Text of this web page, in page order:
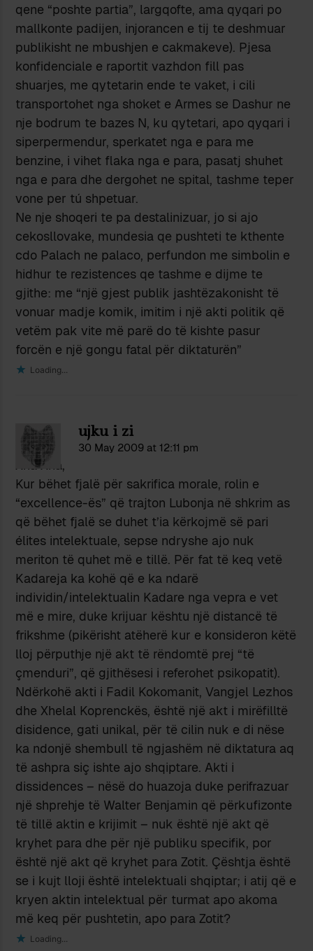
qene “poshte partia”, largqofte, ama qyqari po
mallkonte padijen, injorancen e tij te deshmuar
publikisht ne mbushjen e cakmakeve). Pjesa
konfidenciale e raportit vazhdon fill pas
shuarjes, me qytetarin ende te vaket, i cili
transportohet nga shoket e Armes se Dashur ne
nje bodrum te bazes N, ku qytetari, apo qyqari i
siperpermendur, sperkatet nga e para me
benzine, i vihet flaka nga e para, pasatj shuhet
nga e para dhe dergohet ne spital, tashme teper
vone per tú shpetuar.
Ne nje shoqeri te pa destalinizuar, jo si ajo
cekosllovake, mundesia qe pushteti te kthente
cdo Palach ne palaco, perfundon me simbolin e
hidhur te rezistences qe tashme e dijme te
gjithe: me “një gjest publik jashtëzakonisht të
vonuar madje komik, imitim i një akti politik që
vetëm pak vite më parë do të kishte pasur
forcën e një gongu fatal për diktaturën”
Loading...
ujku i zi
30 May 2009 at 12:11 pm
Xha Xha,
Kur bëhet fjalë për sakrifica morale, rolin e
“excellence-ës” që trajton Lubonja në shkrim as
që bëhet fjalë se duhet t’ia kërkojmë së pari
élites intelektuale, sepse ndryshe ajo nuk
meriton të quhet më e tillë. Për fat të keq vetë
Kadareja ka kohë që e ka ndarë
individin/intelektualin Kadare nga vepra e vet
më e mire, duke krijuar kështu një distancë të
frikshme (pikërisht atëherë kur e konsideron këtë
lloj përputhje një akt të rëndomtë prej “të
çmenduri”, që gjithësesi i referohet psikopatit).
Ndërkohë akti i Fadil Kokomanit, Vangjel Lezhos
dhe Xhelal Koprenckës, është një akt i mirëfilltë
disidence, gati unikal, për të cilin nuk e di nëse
ka ndonjë shembull të ngjashëm në diktatura aq
të ashpra siç ishte ajo shqiptare. Akti i
dissidences – nësë do huazoja duke perifrazuar
një shprehje të Walter Benjamin që përkufizonte
të tillë aktin e krijimit – nuk është një akt që
kryhet para dhe për një publiku specifik, por
është një akt që kryhet para Zotit. Çështja është
se i kujt lloji është intelektuali shqiptar; i atij që e
kryen aktin intelektual për turmat apo akoma
më keq për pushtetin, apo para Zotit?
Loading...